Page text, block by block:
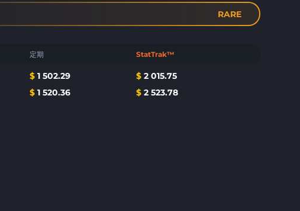
RARE
定期 StatTrak™
$ 1 502.29 $ 2 015.75
$ 1 520.36 $ 2 523.78